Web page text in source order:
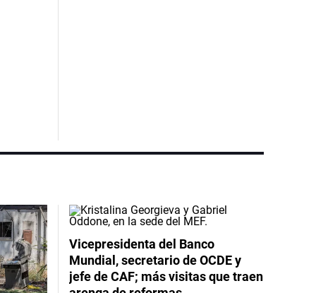
Vicepresidenta del Banco
Mundial, secretario de OCDE y
jefe de CAF; más visitas que traen